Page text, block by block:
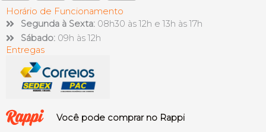
Horário de Funcionamento
Segunda à Sexta: 08h30 às 12h e 13h às 17h
Sábado: 09h às 12h
Entregas
Você pode comprar no Rappi